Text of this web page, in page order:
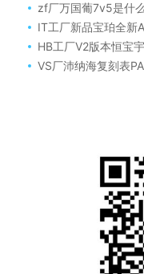
zf厂万国葡7v5是什
IT工厂新品宝珀全新
HB工厂V2版本恒宝宇舶表
VS厂沛纳海复刻表